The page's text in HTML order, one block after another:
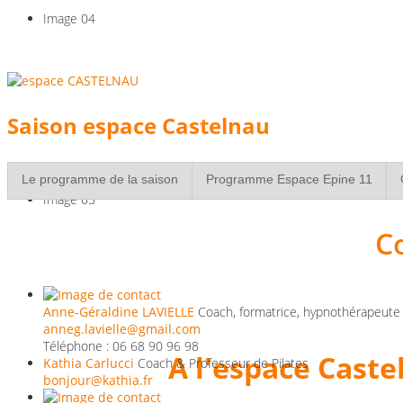
Image 04
Réservez vite votre
Image 05
Bien-être &
Pilates ° Gym
A l'espace
Saison espace Castelnau
Le programme de la saison Programme Espace Epine 11
Anne-Géraldine LAVIELLE Coach, formatrice, hypnothérapeute
anneg.lavielle@gmail.com
Téléphone : 06 68 90 96 98
Kathia Carlucci Coach & Professeur de Pilates
bonjour@kathia.fr